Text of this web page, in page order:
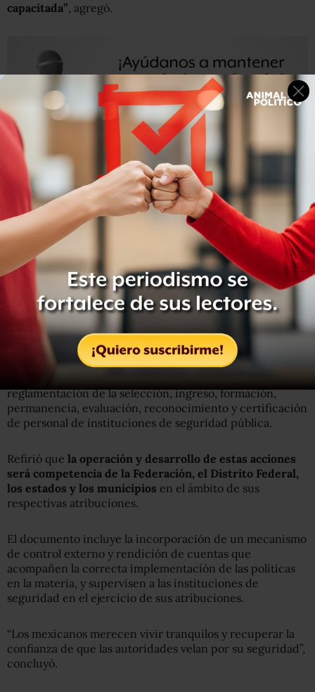
capacitada”, agregó.
La propuesta del PAN
prevé la creación del Instituto
Nacional de Seguridad Pública, que diseñará los
mecanismos de intervención y colaboración,y el
Instituto Nacional de Ciencias Forenses, que supervisará
la profesionalización de los servicios periciales de todo el
Anaya Cortés dijo quetambién se propone el Servicio
Nacional de Carrera Policial
reglamentación de la selección, ingreso, formación,
permanencia, evaluación, reconocimiento y certificación
de personal de instituciones de seguridad pública.
Refirió que la operación y desarrollo de estas acciones
será competencia de la Federación, el Distrito Federal,
los estados y los municipios en el ámbito de sus
respectivas atribuciones.
El documento incluye la incorporación de un mecanismo
de control externo y rendición de cuentas que
acompañen la correcta implementación de las políticas
en la materia, y supervisen a las instituciones de
seguridad en el ejercicio de sus atribuciones.
“Los mexicanos merecen vivir tranquilos y recuperar la
confianza de que las autoridades velan por su seguridad”,
concluyó.